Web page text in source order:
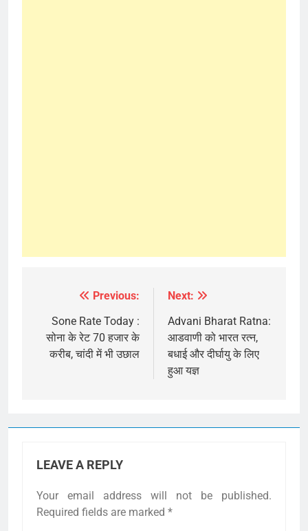
navigation
Previous:
Sone Rate Today :
सोना के रेट 70 हजार के
करीब, चांदी में भी उछाल
Next:
Advani Bharat Ratna:
आडवाणी को भारत रत्न,
बधाई और दीर्घायु के लिए
हुआ यज्ञ
LEAVE A REPLY
Your email address will not be published.
Required fields are marked *